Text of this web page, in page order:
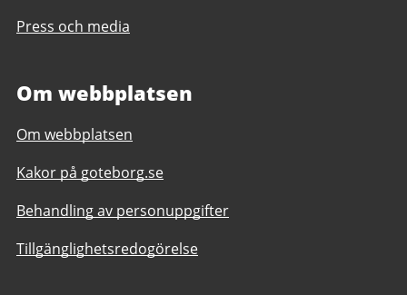
Press och media
Om webbplatsen
Om webbplatsen
Kakor på goteborg.se
Behandling av personuppgifter
Tillgänglighetsredogörelse